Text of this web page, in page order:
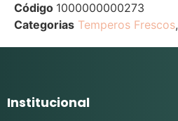
Código 1000000000273
Categorias Temperos Frescos,
Institucional